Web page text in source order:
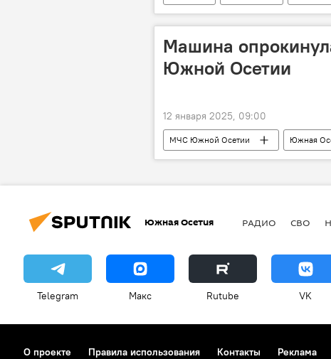
Машина
Южной Осетии
12 января 2025, 09:00
МЧС Южной Осетии Южная
Южная Осетия РАДИО СВО
Telegram Макс Rutube VK
О проекте Правила использования Контакты Реклама